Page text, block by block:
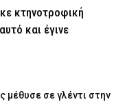
σήμερα (10/8)
κτηνοτροφική
και έγινε
μέθυσε σε γλέντι στην